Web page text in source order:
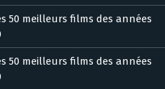
50 meilleurs films des années
50 meilleurs films des années